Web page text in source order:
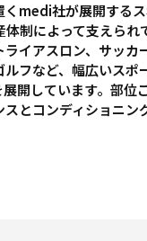
medi社が展開する
制によって支えられ
イアスロン、サッカ
フなど、幅広いスポ
開しています。部位
とコンディショニン